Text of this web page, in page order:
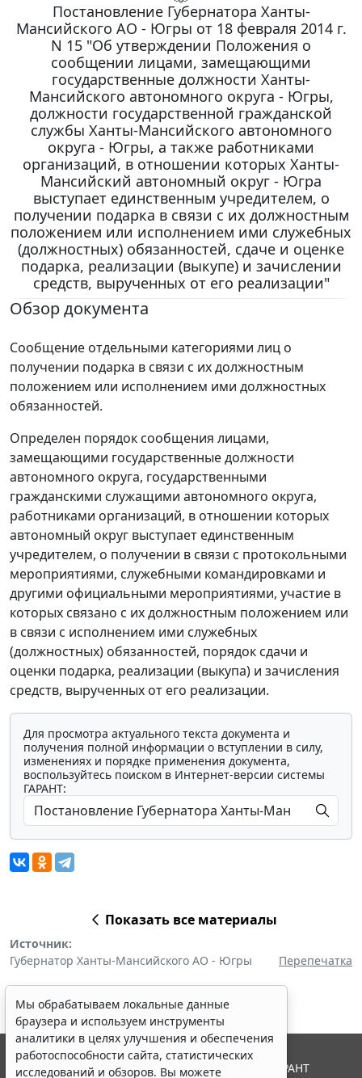
Постановление Губернатора Ханты-
Мансийского АО - Югры от 18 февраля 2014 г.
N 15 "Об утверждении Положения о
сообщении лицами, замещающими
государственные должности Ханты-
Мансийского автономного округа - Югры,
должности государственной гражданской
службы Ханты-Мансийского автономного
округа - Югры, а также работниками
организаций, в отношении которых Ханты-
Мансийский автономный округ - Югра
выступает единственным учредителем, о
получении подарка в связи с их должностным
положением или исполнением ими служебных
(должностных) обязанностей, сдаче и оценке
подарка, реализации (выкупе) и зачислении
средств, вырученных от его реализации"
Обзор документа
Сообщение отдельными категориями лиц о
получении подарка в связи с их должностным
положением или исполнением ими должностных
обязанностей.
Определен порядок сообщения лицами,
замещающими государственные должности
автономного округа, государственными
гражданскими служащими автономного округа,
работниками организаций, в отношении которых
автономный округ выступает единственным
учредителем, о получении в связи с протокольными
мероприятиями, служебными командировками и
другими официальными мероприятиями, участие в
которых связано с их должностным положением или
в связи с исполнением ими служебных
(должностных) обязанностей, порядок сдачи и
оценки подарка, реализации (выкупа) и зачисления
средств, вырученных от его реализации.
Для просмотра актуального текста документа и
получения полной информации о вступлении в силу,
изменениях и порядке применения документа,
воспользуйтесь поиском в Интернет-версии системы
ГАРАНТ:
Показать все материалы
Источник:
Губернатор Ханты-Мансийского АО - Югры
Перепечатка
Мы обрабатываем локальные данные
браузера и используем инструменты
аналитики в целях улучшения и обеспечения
работоспособности сайта, статистических
исследований и обзоров. Вы можете
© ООО "НПП "ГАРАНТ-СЕРВИС", 2026. Система ГАРАНТ